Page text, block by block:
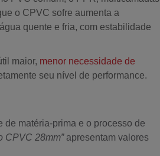
o CPVC sofre aumenta a
quente e fria, com estabilidade
maior, menor necessidade de
seu nível de performance.
matéria-prima e o processo de
CPVC 28mm”apresentam valores